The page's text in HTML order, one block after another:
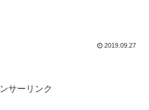
2019.09.27
サーリンク